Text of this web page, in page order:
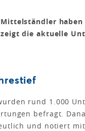
die aktuelle
rund 1.000
befragt.
und notiert